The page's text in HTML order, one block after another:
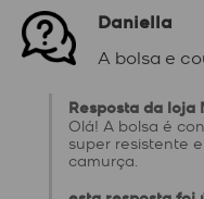
Daniella
A bolsa e
Resposta da loja
Olá! A bolsa é
super resistente
camurça.